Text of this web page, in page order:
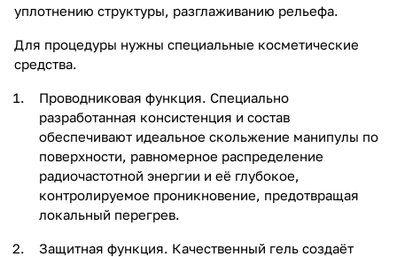
уплотнению структуры, разглаживанию рельефа.
Для процедуры нужны специальные косметические
средства.
Проводниковая функция. Специально
разработанная консистенция и состав
обеспечивают идеальное скольжение манипулы по
поверхности, равномерное распределение
радиочастотной энергии и её глубокое,
контролируемое проникновение, предотвращая
локальный перегрев.
Защитная функция. Качественный гель создаёт